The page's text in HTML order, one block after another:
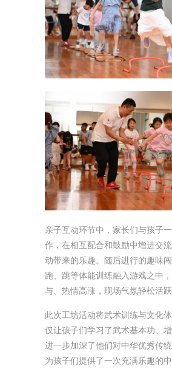
亲子互动环节中，家长们与孩子
作，在相互配合和鼓励中增进交
动带来的乐趣。随后进行的趣味
跑、跳等体能训练融入游戏之中
与、热情高涨，现场气氛轻松活跃
此次工坊活动将武术训练与文化
仅让孩子们学习了武术基本功、
进一步加深了他们对中华优秀传统
为孩子们提供了一次充满乐趣的中